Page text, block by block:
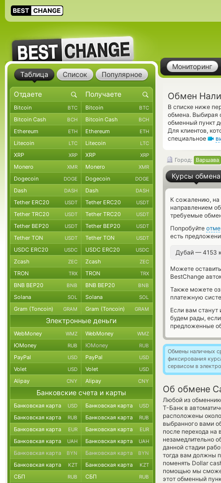
Мониторинг
Обмен
В списке ниже
обмена. Выбирая
обменный пункт
Для клиентов,
специальное
Город: Варшава
Курсы обмена
К сожалению, на
направлением
требуемые
Попробуйте
есть
Дубай — 4153
Можете
BestChange
Также можете
платежную
Если вам
будем рады,
предложенные
Обмены наличных
фиксирования
сервисом в
Об обмене
Любой из
Т-Банк в
расположены
выбранного вами
после перехода
незамедлительно
данной стадии
тогда вам должны
поменять Dollar
помощью мы
этот обменный
Таблица Список Популярное
Bitcoin BTC Bitcoin BTC
Bitcoin Cash BCH Bitcoin Cash BCH
Ethereum ETH Ethereum ETH
Litecoin LTC Litecoin LTC
XRP XRP XRP XRP
Monero XMR Monero XMR
Dogecoin DOGE Dogecoin DOGE
Dash DASH Dash DASH
Tether ERC20 USDT Tether ERC20 USDT
Tether TRC20 USDT Tether TRC20 USDT
Tether BEP20 USDT Tether BEP20 USDT
Tether TON USDT Tether TON USDT
USDC ERC20 USDC USDC ERC20 USDC
Zcash ZEC Zcash ZEC
TRON TRX TRON TRX
BNB BEP20 BNB BNB BEP20 BNB
Solana SOL Solana SOL
Gram (Toncoin) GRAM Gram (Toncoin) GRAM
Электронные деньги
WebMoney WMZ WebMoney WMZ
ЮMoney RUB ЮMoney RUB
PayPal USD PayPal USD
Volet USD Volet USD
Alipay CNY Alipay CNY
Банковские счета и карты
Банковская карта USD Банковская карта USD
Банковская карта RUB Банковская карта RUB
Банковская карта EUR Банковская карта EUR
Банковская карта UAH Банковская карта UAH
Банковская карта BYN Банковская карта BYN
Банковская карта KZT Банковская карта KZT
СБП RUB СБП RUB